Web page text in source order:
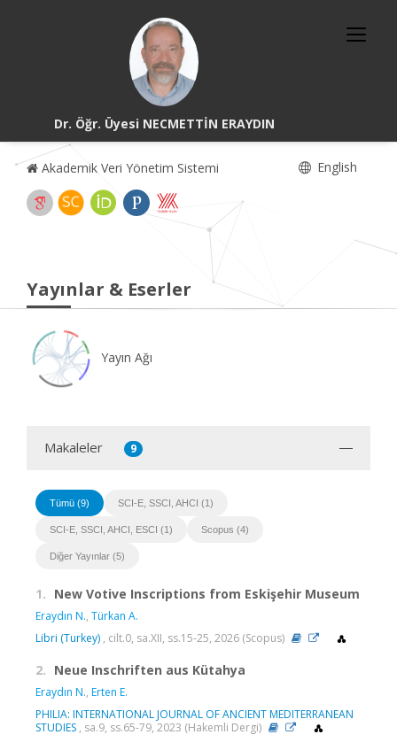
Dr. Öğr. Üyesi NECMETTİN ERAYDIN
Akademik Veri Yönetim Sistemi English
Yayınlar & Eserler
Yayın Ağı
Makaleler 9
Tümü (9) SCI-E, SSCI, AHCI (1)
SCI-E, SSCI, AHCI, ESCI (1) Scopus (4)
Diğer Yayınlar (5)
1. New Votive Inscriptions from Eskişehir Museum
Eraydın N., Türkan A.
Libri (Turkey) , cilt.0, sa.XII, ss.15-25, 2026 (Scopus)
2. Neue Inschriften aus Kütahya
Eraydın N., Erten E.
PHILIA: INTERNATIONAL JOURNAL OF ANCIENT MEDITERRANEAN
STUDIES , sa.9, ss.65-79, 2023 (Hakemli Dergi)